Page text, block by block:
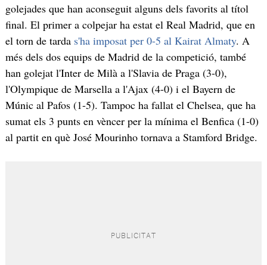
golejades que han aconseguit alguns dels favorits al títol
final. El primer a colpejar ha estat el Real Madrid, que en
el torn de tarda s'ha imposat per 0-5 al Kairat Almaty. A
més dels dos equips de Madrid de la competició, també
han golejat l'Inter de Milà a l'Slavia de Praga (3-0),
l'Olympique de Marsella a l'Ajax (4-0) i el Bayern de
Múnic al Pafos (1-5). Tampoc ha fallat el Chelsea, que ha
sumat els 3 punts en vèncer per la mínima el Benfica (1-0)
al partit en què José Mourinho tornava a Stamford Bridge.